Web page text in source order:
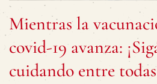
Mientras la
covid-19 avanza:
cuidando entre